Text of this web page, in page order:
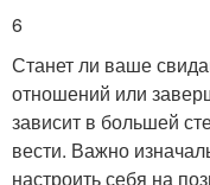
6
Станет ли ваше
отношений или
зависит в большей
вести. Важно
настроить себя на